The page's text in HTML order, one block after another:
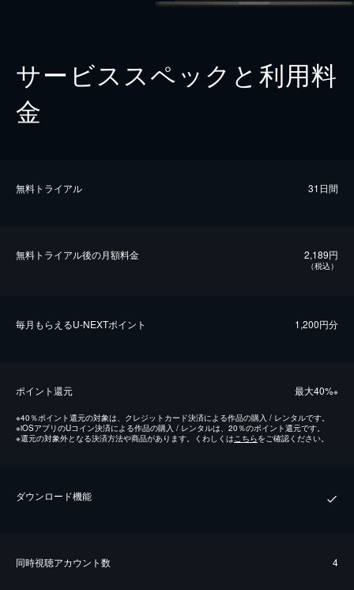
サービススペックと利用料
金
無料トライアル 31日間
無料トライアル後の⽉額料金 2,189円
（税込）
毎⽉もらえるU-NEXTポイント 1,200円分
ポイント還元 最⼤40%※
※40％ポイント還元の対象は、クレジットカード決済による作品の購入 / レンタルです。
※iOSアプリのUコイン決済による作品の購入 / レンタルは、20％のポイント還元です。
※還元の対象外となる決済方法や商品があります。くわしくはこちらをご確認ください。
ダウンロード機能
同時視聴アカウント数 4